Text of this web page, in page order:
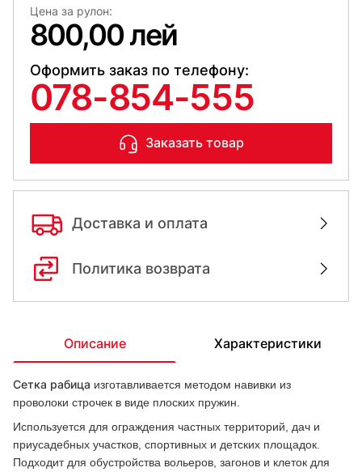
Цена за рулон:
800,00 лей
Оформить заказ по телефону:
078-854-555
Заказать товар
Доставка и оплата
Политика возврата
Описание Характеристики
Сетка рабица изготавливается методом навивки из
проволоки строчек в виде плоских пружин.
Используется для ограждения частных территорий, дач и
приусадебных участков, спортивных и детских площадок.
Подходит для обустройства вольеров, загонов и клеток для